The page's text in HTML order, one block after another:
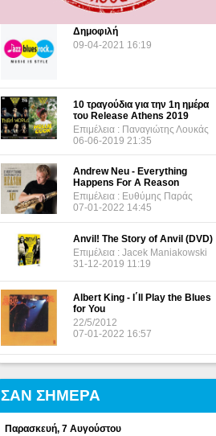
Δημοφιλή
09-04-2021 16:19
10 τραγούδια για την 1η ημέρα
του Release Athens 2019
Επιμέλεια : Παναγιώτης Λουκάς
06-06-2019 21:35
Andrew Neu - Everything
Happens For A Reason
Επιμέλεια : Ευθύμης Παράς
07-01-2022 14:45
Anvil! The Story of Anvil (DVD)
Επιμέλεια : Jacek Maniakowski
31-12-2019 11:19
Albert King - I΄ll Play the Blues
for You
22/5/2012
07-01-2022 16:57
ΣΑΝ ΣΗΜΕΡΑ
Παρασκευή, 7 Αυγούστου